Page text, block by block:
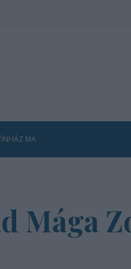
MA
Mága